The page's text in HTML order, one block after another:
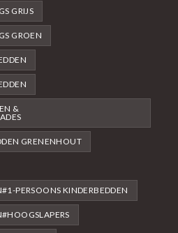
GRIJS
GROEN
&
GRENENHOUT
PERSOONS KINDERBEDDEN